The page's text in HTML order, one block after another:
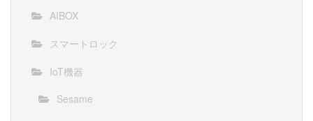
AIBOX
スマートロック
IoT機器
Sesame